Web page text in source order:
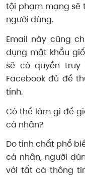
tội phạm mạng sẽ
người dùng.
Email này cũng
dụng mật khẩu
sẽ có quyền
Facebook đủ để
tính.
Có thể làm gì để
cá nhân?
Do tính chất phổ
cá nhân, người
với tất cả thông